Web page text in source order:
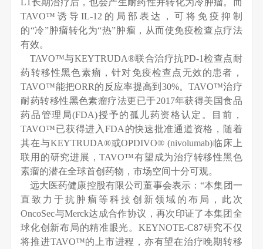
L1长期治疗后，也会产生耐药性并转化为冷肿瘤。而
TAVO™诱导IL-12的局部表达，可将免疫抑制
的“冷”肿瘤转化为“热”肿瘤，从而使免疫检查点疗法
有效。
TAVO™与KEYTRUDA®联合治疗抗PD-1检查点耐
药转移性黑色素瘤，针对免疫检查点无效的患者，
TAVO™能把ORR的反应率提高到30%。TAVO™治疗
耐药转移性黑色素瘤疗法更已于2017年获得美国食品
药品管理局(FDA)授予的孤儿药资格认定。目前，
TAVO™已获得进入FDA的快速批准通道资格，随着
其在与KEYTRUDA®或OPDIVO® (nivolumab)临床上
联用的研究进展，TAVO™有望成为治疗转移性黑色
素瘤的潜在全球首创药物，市场空间十分可观。
远大医药健康控股有限公司董事会表示：“本集团一
直致力于抗肿瘤等科技创新领域的布局，此次
OncoSec与Merck达成合作协议，再次印证了本集团全
球化创新布局的精准眼光。KEYNOTE-C87研究不仅
将推进TAVO™的上市进程，亦有望在治疗晚期转移